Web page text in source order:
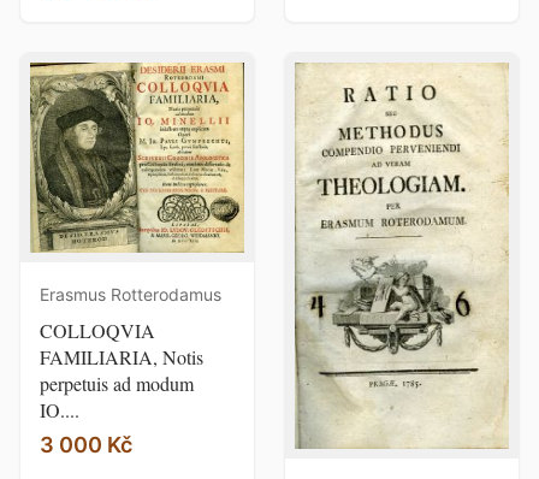
Erasmus Rotterodamus
COLLOQVIA
FAMILIARIA, Notis
perpetuis ad modum
IO....
3 000 Kč